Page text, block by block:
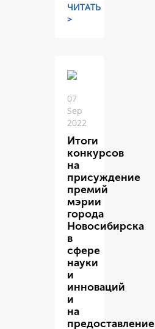
ЧИТАТЬ
>
07
Sep
2022
Итоги
конкурсов
на
присуждение
премий
мэрии
города
Новосибирска
в
сфере
науки
и
инноваций
и
на
предоставление